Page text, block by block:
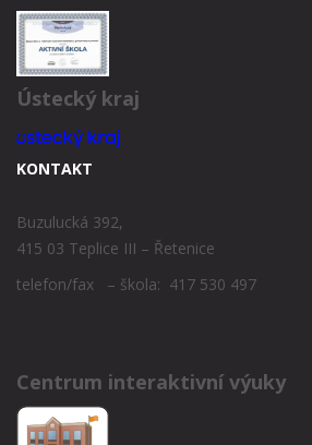
Ústecký kraj
KONTAKT
Buzulucká 392,
415 03 Teplice III – Řetenice
telefon/fax – škola: 417 530 497
Centrum interaktivní výuky